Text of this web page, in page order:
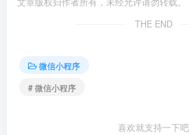
THE END
微信小程序
# 微信小程序
喜欢就支持一下吧